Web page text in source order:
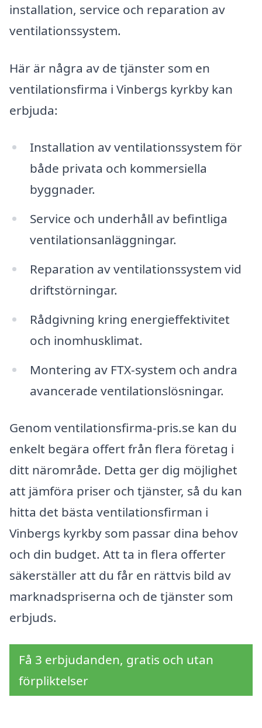
installation, service och reparation av
ventilationssystem.
Här är några av de tjänster som en
ventilationsfirma i Vinbergs kyrkby kan
erbjuda:
Installation av ventilationssystem för
både privata och kommersiella
byggnader.
Service och underhåll av befintliga
ventilationsanläggningar.
Reparation av ventilationssystem vid
driftstörningar.
Rådgivning kring energieffektivitet
och inomhusklimat.
Montering av FTX-system och andra
avancerade ventilationslösningar.
Genom ventilationsfirma-pris.se kan du
enkelt begära offert från flera företag i
ditt närområde. Detta ger dig möjlighet
att jämföra priser och tjänster, så du kan
hitta det bästa ventilationsfirman i
Vinbergs kyrkby som passar dina behov
och din budget. Att ta in flera offerter
säkerställer att du får en rättvis bild av
marknadspriserna och de tjänster som
erbjuds.
Få 3 erbjudanden, gratis och utan
förpliktelser